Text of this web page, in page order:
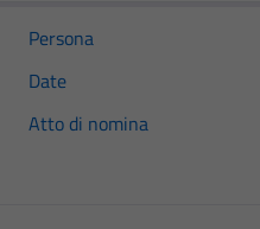
Persona
Date
Atto di nomina